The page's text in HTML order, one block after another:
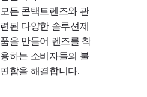
모든 콘택트렌즈와 관
련된 다양한 솔루션제
품을 만들어 렌즈를 착
용하는 소비자들의 불
편함을 해결합니다.